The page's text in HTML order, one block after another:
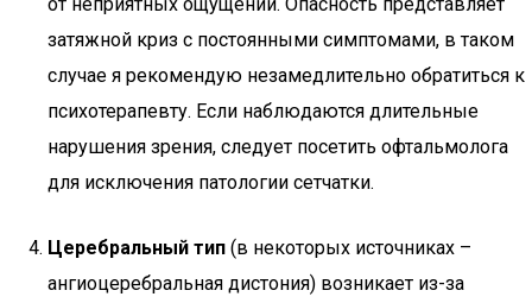
затяжной криз с постоянными симптомами, в таком
случае я рекомендую незамедлительно обратиться к
психотерапевту. Если наблюдаются длительные
нарушения зрения, следует посетить офтальмолога
для исключения патологии сетчатки.
Церебральный тип (в некоторых источниках –
ангиоцеребральная дистония) возникает из-за